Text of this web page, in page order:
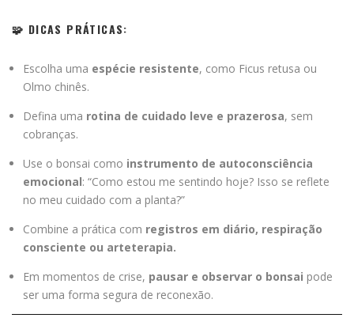
🧩 DICAS PRÁTICAS:
Escolha uma espécie resistente, como Ficus retusa ou
Olmo chinês.
Defina uma rotina de cuidado leve e prazerosa, sem
cobranças.
Use o bonsai como instrumento de autoconsciência
emocional: “Como estou me sentindo hoje? Isso se reflete
no meu cuidado com a planta?”
Combine a prática com registros em diário, respiração
consciente ou arteterapia.
Em momentos de crise, pausar e observar o bonsai pode
ser uma forma segura de reconexão.